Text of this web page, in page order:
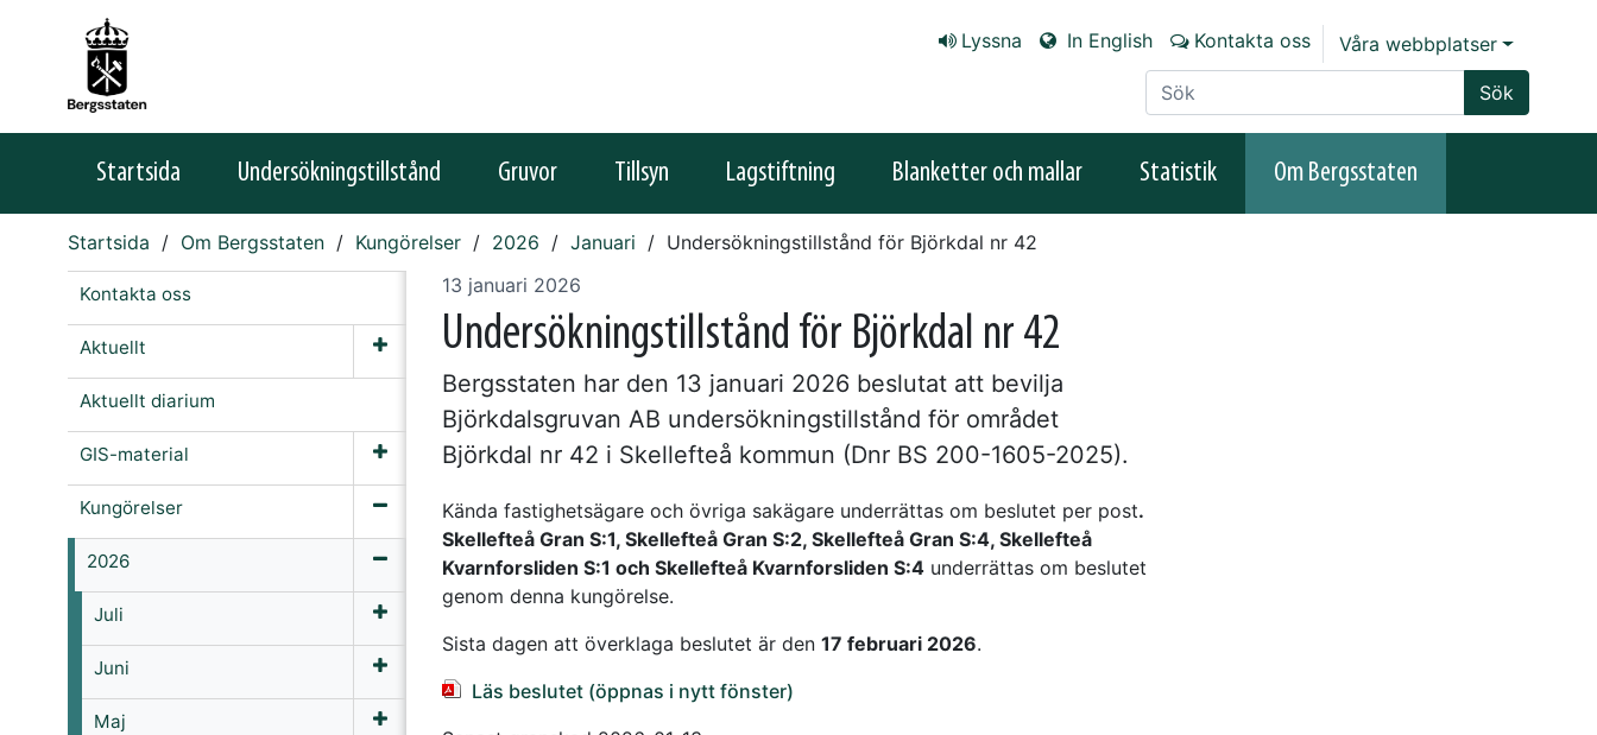
Lyssna In English Kontakta oss
Våra webbplatser
Sök på sajten
Sök
Startsida Undersökningstillstånd Gruvor Tillsyn Lagstiftning Blanketter och mallar Statistik Om Bergsstaten
Startsida Om Bergsstaten Kungörelser 2026 Januari Undersökningstillstånd för Björkdal nr 42
Kontakta oss
Aktuellt
Aktuellt diarium
GIS-material
Kungörelser
2026
Juli
Juni
Maj
13 januari 2026
Undersökningstillstånd för Björkdal nr 42
Bergsstaten har den 13 januari 2026 beslutat att bevilja
Björkdalsgruvan AB undersökningstillstånd för området
Björkdal nr 42 i Skellefteå kommun (Dnr BS 200-1605-2025).
Kända fastighetsägare och övriga sakägare underrättas om beslutet per post.
Skellefteå Gran S:1, Skellefteå Gran S:2, Skellefteå Gran S:4, Skellefteå
Kvarnforsliden S:1 och Skellefteå Kvarnforsliden S:4underrättas om beslutet
genom denna kungörelse.
Sista dagen att överklaga beslutet är den 17 februari 2026.
Läs beslutet (öppnas i nytt fönster)